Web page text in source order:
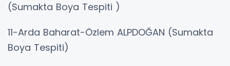
(Sumakta Boya Tespiti )
11-Arda Baharat-Özlem ALPDOĞAN (Sumakta
Boya Tespiti)